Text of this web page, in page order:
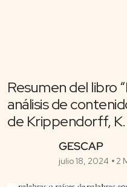
Resumen del libro
análisis de
de Krippendorff,
GESCAP
julio 18, 2024 2